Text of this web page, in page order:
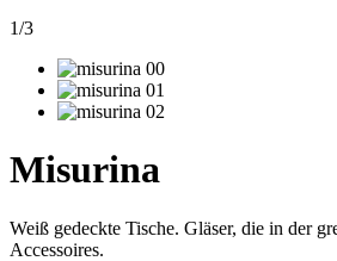
1/3
Misurina
Weiß gedeckte Tische. Gläser, die in der
Accessoires.